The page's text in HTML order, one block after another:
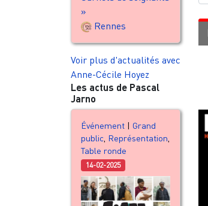
»
Rennes
Voir plus d'actualités avec
Anne-Cécile Hoyez
Les actus de Pascal
Jarno
Événement | Grand
public Représentation
Table ronde
14-02-2025